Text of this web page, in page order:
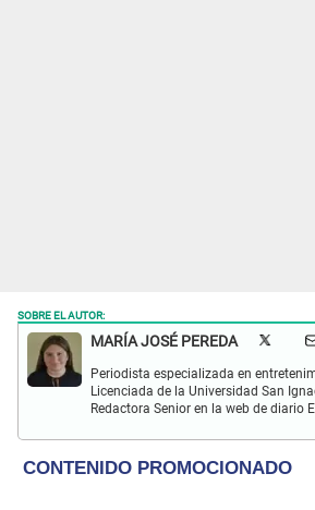
SOBRE EL AUTOR:
MARÍA JOSÉ PEREDA
Periodista especializada en
Licenciada de la Universidad San
Redactora Senior en la web de diario
series, películas, la literatura y el
comida asiática y de más).